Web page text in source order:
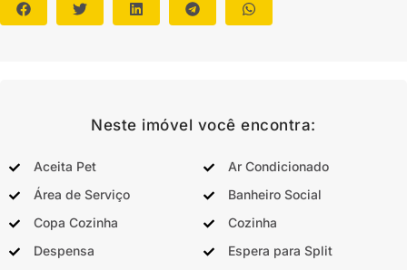
Neste imóvel você encontra:
Aceita Pet
Ar Condicionado
Área de Serviço
Banheiro Social
Copa Cozinha
Cozinha
Despensa
Espera para Split